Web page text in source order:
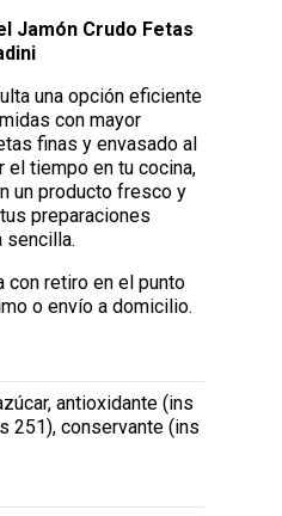
Jamón Crudo Fetas
una opción eficiente
con mayor
finas y envasado al
el tiempo en tu cocina,
un producto fresco y
preparaciones
sencilla.
con retiro en el punto
o envío a domicilio.
antioxidante (ins
251), conservante (ins